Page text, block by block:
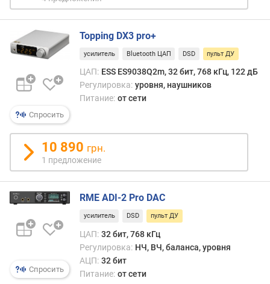
с
у
р
е
л
о
е
й
ч
а
т
о
Спросить
Topping DX3 pro+
усилитель Bluetooth ЦАП DSD пульт ДУ
ЦАП: ESS ES9038Q2m, 32 бит, 768 кГц, 122 дБ
Регулировка: уровня, наушников
Питание: от сети
10 890 грн.
1 предложение
Спросить
RME ADI-2 Pro DAC
усилитель DSD пульт ДУ
ЦАП: 32 бит, 768 кГц
Регулировка: НЧ, ВЧ, баланса, уровня
АЦП: 32 бит
Питание: от сети